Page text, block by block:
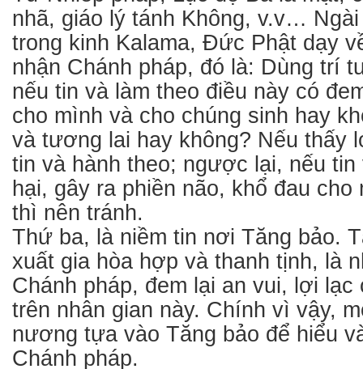
nhã, giáo lý tánh Không, v.v…
trong kinh Kalama, Đức Phật dạy
nhận Chánh pháp, đó là: Dùng trí
nếu tin và làm theo điều này có
cho mình và cho chúng sinh hay
và tương lai hay không? Nếu thấy
tin và hành theo; ngược lại, nếu tin
hại, gây ra phiền não, khổ đau
thì nên tránh.
Thứ ba, là niềm tin nơi Tăng bảo.
xuất gia hòa hợp và thanh tịnh, là
Chánh pháp, đem lại an vui, lợi lạc
trên nhân gian này. Chính vì vậy,
nương tựa vào Tăng bảo để hiểu
Chánh pháp.